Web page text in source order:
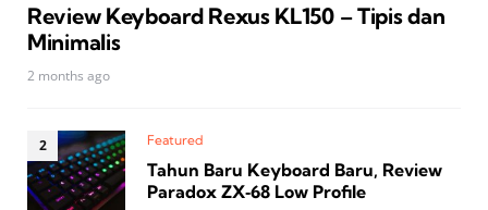
Review Keyboard Rexus KL150 – Tipis dan
Minimalis
2 months ago
Featured
Tahun Baru Keyboard Baru, Review
Paradox ZX‑68 Low Profile